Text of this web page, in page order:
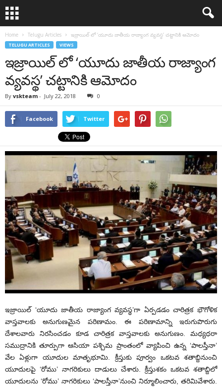
Home Telugu Articles ఇజ్రాయిల్ లో ‘యూదు జాతీయ రాజ్యాంగ వ్యవస్థ’ చట్టానికి ఆమోదం
TELUGU ARTICLES VIEWS
ఇజ్రాయిల్ లో ‘యూదు జాతీయ రాజ్యాంగ
వ్యవస్థ’ చట్టానికి ఆమోదం
By vskteam - July 22, 2018 0
Facebook Twitter
ఇజ్రాయిల్ ‘యూదు జాతీయ రాజ్యాంగ వ్యవస్థ’గా ఏర్పడడం చారిత్రక భౌగోళిక
వాస్తవాలకు అనుగుణమైన పరిణామం. ఈ పరిణామాన్ని ఇరుగుపొరుగు
దేశాలవారు నిరసించడం కూడ చారిత్రక వాస్తవాలకు అనుగుణం. మధ్యధరా
సముద్రానికి తూర్పుగా ఆసియా పశ్చిమ ప్రాంతంలో వ్యాపించి ఉన్న ‘పాలస్తీనా’
వేల ఏళ్లుగా యూదుల మాతృభూమి. క్రీస్తుకు పూర్వం ఒకటవ శతాబ్దినుంచి
యూదులపై ‘రోము’ నాగరికులు దాడులు చేశారు. క్రీస్తుశకం ఒకటవ శతాబ్దిలో
యూదులను ‘రోము’ నాగరికులు ‘పాలస్తీనా’నుంచి నిర్మూలించారు, తరిమివేశారు.